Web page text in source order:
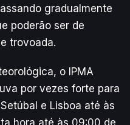
gradualmente
poderão ser de
trovoada.
o IPMA
por vezes forte para
e Lisboa até às
hora até às 09:00 de